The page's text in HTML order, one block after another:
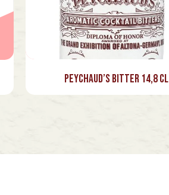
Peychaud’s Bitter 14,8 cl